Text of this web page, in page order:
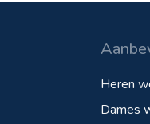
Heren
Dames